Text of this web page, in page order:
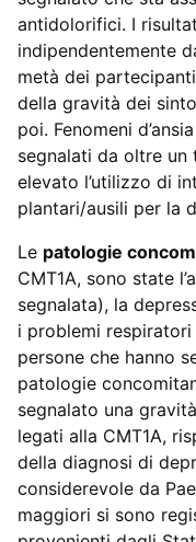
antidolorifici. I
indipendentemente
metà dei
della gravità dei
poi. Fenomeni
segnalati da oltre un
elevato l’utilizzo di
plantari/ausili per la
Le patologie
CMT1A, sono state
segnalata), la
i problemi
persone che hanno
patologie
segnalato una
legati alla CMT1A,
della diagnosi di
considerevole da
maggiori si sono